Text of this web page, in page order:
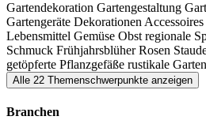
Gartendekoration Gartengestaltung
Gartengeräte Dekorationen Accessoires
Lebensmittel Gemüse Obst regionale
Schmuck FrühjahrsblüherRosen
getöpferte Pflanzgefäße rustikale
Alle 22 Themenschwerpunkte anzeigen
Branchen